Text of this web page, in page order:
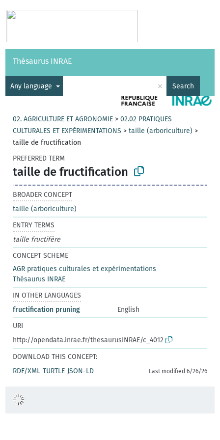
Vocabularies API
Thésaurus INRAE
Any language × Search
02. AGRICULTURE ET AGRONOMIE >02.02 PRATIQUES
CULTURALES ET EXPÉRIMENTATIONS >taille (arboriculture) >
taille de fructification
PREFERRED TERM
taille de fructification
BROADER CONCEPT
taille (arboriculture)
ENTRY TERMS
taille fructifère
CONCEPT SCHEME
AGR pratiques culturales et expérimentations
Thésaurus INRAE
IN OTHER LANGUAGES
fructification pruning
English
URI
http://opendata.inrae.fr/thesaurusINRAE/c_4012
DOWNLOAD THIS CONCEPT:
RDF/XML TURTLE JSON-LD Last modified 6/26/26